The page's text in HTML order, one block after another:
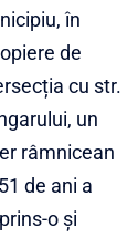
în
de
cu str.
un
râmnicean
de ani a
o și